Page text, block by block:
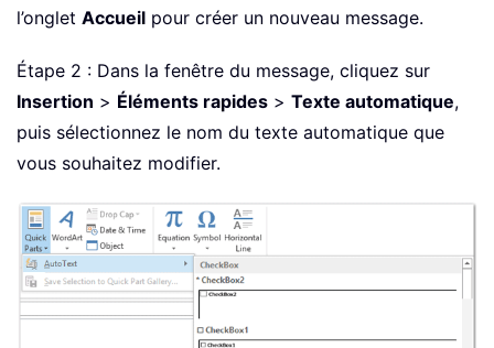
l’onglet Accueil pour créer un nouveau message.
Étape 2 : Dans la fenêtre du message, cliquez sur
Insertion > Éléments rapides > Texte automatique,
puis sélectionnez le nom du texte automatique que
vous souhaitez modifier.